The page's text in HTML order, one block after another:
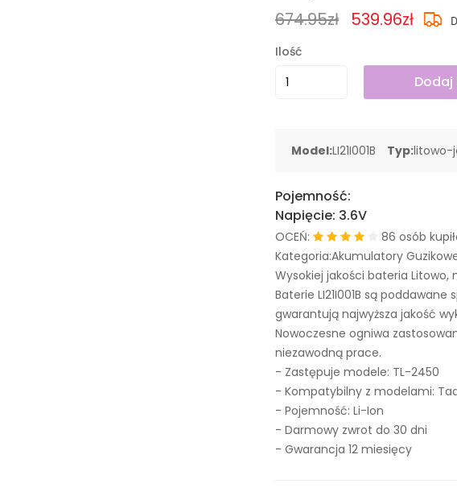
674.95zł 539.96zł
Ilość
Dodaj
Model:LI21I001B Typ:litowo-
Pojemność:
Napięcie: 3.6V
OCEŃ:
86 osób
Kategoria:Akumulatory
Wysokiej jakości bateria
Baterie LI21I001B są
gwarantują najwyższa jakość
Nowoczesne ogniwa
niezawodną prace.
- Zastępuje modele: TL-2450
- Kompatybilny z modelami:
- Pojemność: Li-Ion
- Darmowy zwrot do 30 dni
- Gwarancja 12 miesięcy